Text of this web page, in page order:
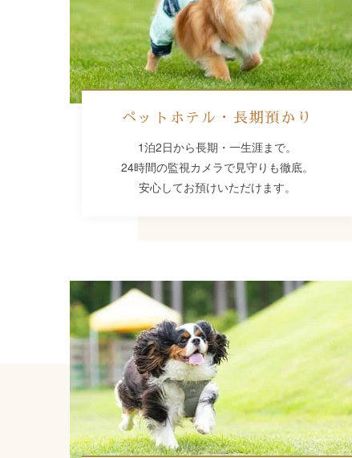
ペットホテル・長期預かり
1泊2日から長期・一生涯まで。
24時間の監視カメラで見守りも徹底。
安心してお預けいただけます。